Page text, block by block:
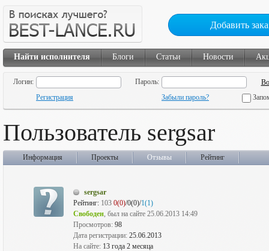
Добавить
Найти исполнителя Блоги Статьи Новости
Логин:
Пароль:
Регистрация
Забыли пароль?
Пользователь sergsar
Информация Проекты Отзывы Рейтинг
sergsar
Рейтинг: 103 0(0)/0(0)/1(1)
Свободен, был на сайте 25.06.2013 14:49
Просмотров: 98
Дата регистрации: 25.06.2013
На сайте: 13 года 2 месяца